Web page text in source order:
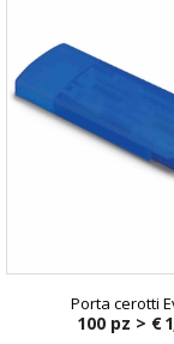
Porta cerotti
100 pz > €